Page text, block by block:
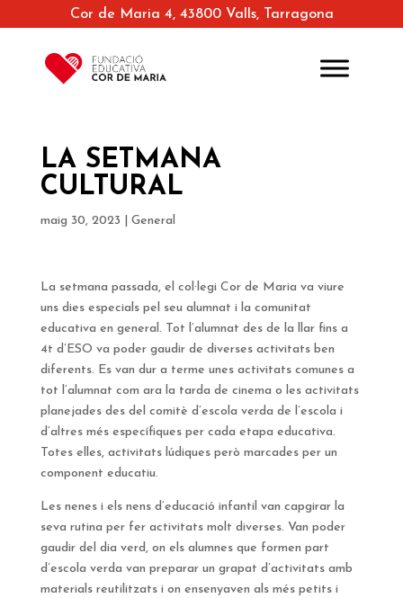
Cor de Maria 4, 43800 Valls, Tarragona
LA SETMANA
CULTURAL
maig 30, 2023 General
La setmana passada, el col·legi Cor de Maria va viure
uns dies especials pel seu alumnat i la comunitat
educativa en general. Tot l’alumnat des de la llar fins a
4t d’ESO va poder gaudir de diverses activitats ben
diferents. Es van dur a terme unes activitats comunes a
tot l’alumnat com ara la tarda de cinema o les activitats
planejades des del comitè d’escola verda de l’escola i
d’altres més específiques per cada etapa educativa.
Totes elles, activitats lúdiques però marcades per un
component educatiu.
Les nenes i els nens d’educació infantil van capgirar la
seva rutina per fer activitats molt diverses. Van poder
gaudir del dia verd, on els alumnes que formen part
d’escola verda van preparar un grapat d’activitats amb
materials reutilitzats i on ensenyaven als més petits i